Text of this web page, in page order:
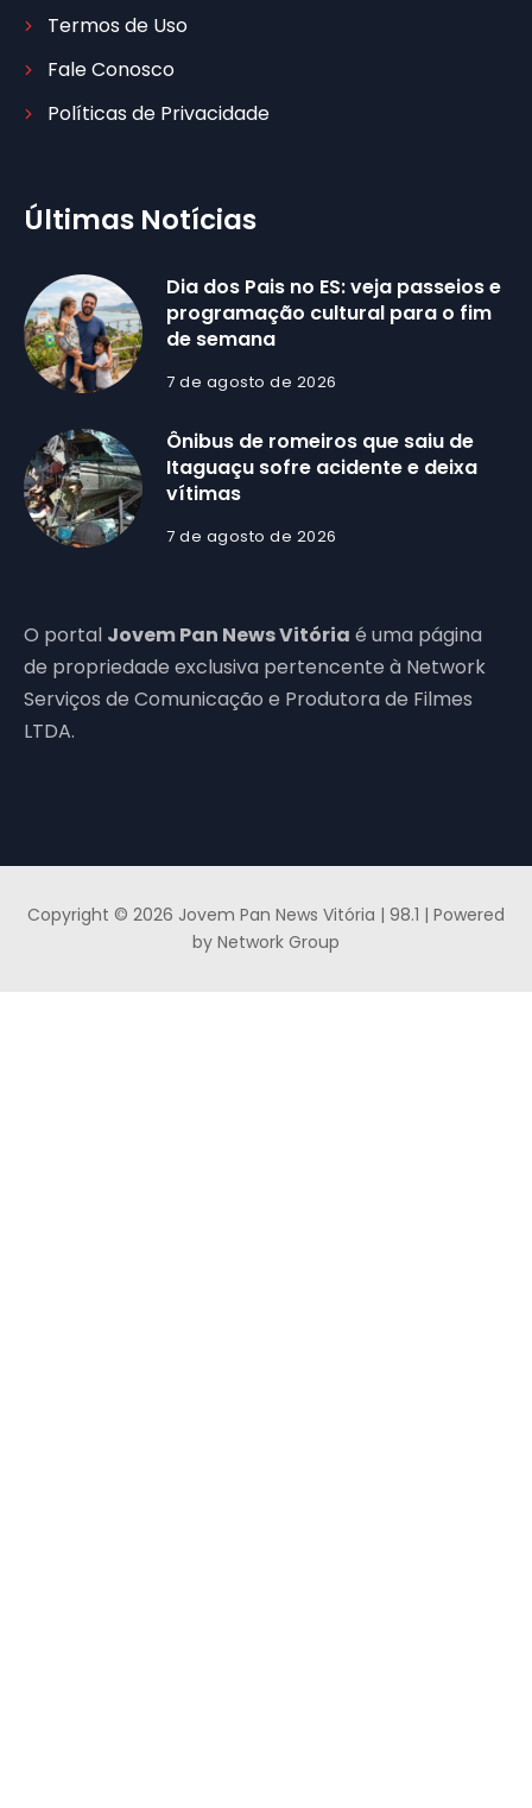
Termos de Uso
Fale Conosco
Políticas de Privacidade
Últimas Notícias
Dia dos Pais no ES: veja passeios e
programação cultural para o fim
de semana
7 de agosto de 2026
Ônibus de romeiros que saiu de
Itaguaçu sofre acidente e deixa
vítimas
7 de agosto de 2026
O portal Jovem Pan News Vitória é uma página
de propriedade exclusiva pertencente à Network
Serviços de Comunicação e Produtora de Filmes
LTDA.
Copyright © 2026 Jovem Pan News Vitória | 98.1 | Powered
by Network Group